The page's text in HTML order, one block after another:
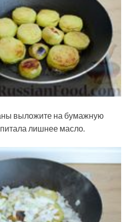
выложите на бумажную
лишнее масло.